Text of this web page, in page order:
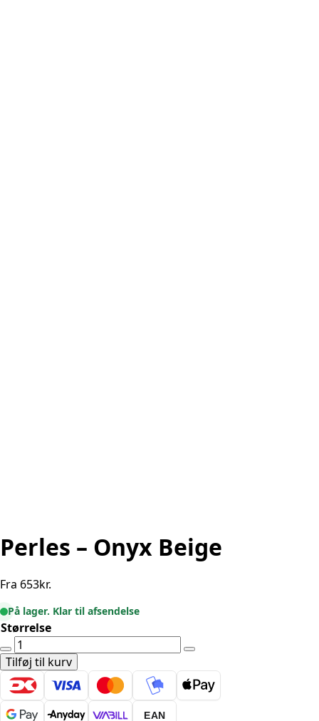
Perles – Onyx Beige
Fra 653kr.
På lager. Klar til afsendelse
Størrelse
Perles
-
Onyx
Beige
antal
Tilføj til kurv
EAN